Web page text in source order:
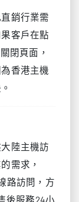
銷行業需
客戶在點
閉頁面，
香港主機
陸主機訪
需求，
路訪問，方
後服務24小